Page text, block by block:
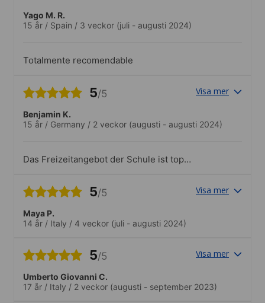
Yago M. R.
15 år / Spain / 3 veckor (juli - augusti 2024)
Totalmente recomendable
5/5 Visa mer
Benjamin K.
15 år / Germany / 2 veckor (augusti - augusti 2024)
Das Freizeitangebot der Schule ist top
5/5 Visa mer
Maya P.
14 år / Italy / 4 veckor (juli - augusti 2024)
5/5 Visa mer
Umberto Giovanni C.
17 år / Italy / 2 veckor (augusti - september 2023)